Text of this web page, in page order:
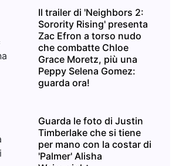
Il trailer di 'Neighbors 2:
Sorority Rising' presenta
Zac Efron a torso nudo
che combatte Chloe
Grace Moretz, più una
Peppy Selena Gomez:
guarda ora!
Guarda le foto di Justin
Timberlake che si tiene
per mano con la costar di
'Palmer' Alisha